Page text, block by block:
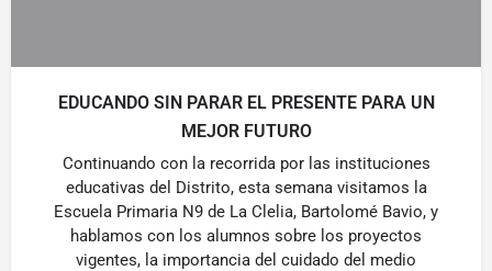
EDUCANDO SIN PARAR EL PRESENTE PARA UN
MEJOR FUTURO
Continuando con la recorrida por las instituciones
educativas del Distrito, esta semana visitamos la
Escuela Primaria N9 de La Clelia, Bartolomé Bavio, y
hablamos con los alumnos sobre los proyectos
vigentes, la importancia del cuidado del medio